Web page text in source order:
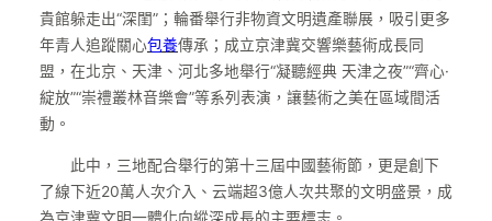
貴館躲走出“深閨”；輪番舉行非物資文明遺產聯展，吸引更多
年青人追蹤關心包養傳承；成立京津冀交響樂藝術成長同
盟，在北京、天津、河北多地舉行“凝聽經典 天津之夜”“齊心·
綻放”“崇禮叢林音樂會”等系列表演，讓藝術之美在區域間活
動。
此中，三地配合舉行的第十三屆中國藝術節，更是創下
了線下近20萬人次介入、云端超3億人次共聚的文明盛景，成
為京津冀文明一體化向縱深成長的主要標志。